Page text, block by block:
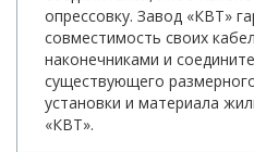
опрессовку. Завод «КВТ»
совместимость своих
наконечниками и
существующего
установки и материала
«КВТ».